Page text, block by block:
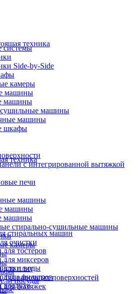
техника
системы
Side-by-Side
камеры
машины
машины
сушильные машины
машины
шкафы
техника
с интегрированной вытяжкой
печи
машины
машины
машины
стирально-сушильные машины
камеры
посуды
воздуха
воды
фильтров
тостеров
для миксеров
для плит
для варочных поверхностей
для вытяжек
стиральных машин
очистки